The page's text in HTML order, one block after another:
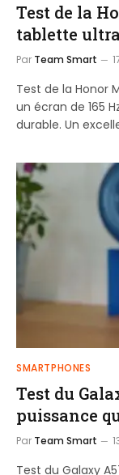
Test de la
tablette
Par Team Smart
Test de la Honor
un écran de 165
durable. Un
SMARTPHONES
Test du
puissance
Par Team Smart
Test du Galaxy